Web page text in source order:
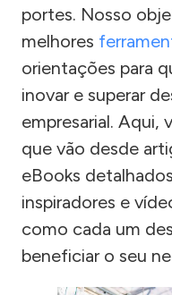
portes. Nosso
melhores
orientações para
inovar e superar
empresarial. Aqui,
que vão desde
eBooks
inspiradores e
como cada um
beneficiar o seu